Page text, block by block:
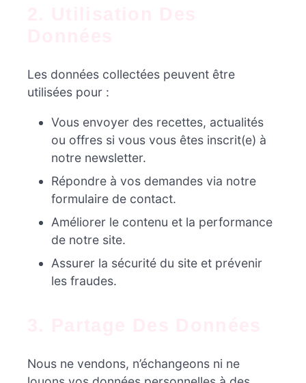
Les données collectées peuvent être
utilisées pour :
Vous envoyer des recettes, actualités
ou offres si vous vous êtes inscrit(e) à
notre newsletter.
Répondre à vos demandes via notre
formulaire de contact.
Améliorer le contenu et la performance
de notre site.
Assurer la sécurité du site et prévenir
les fraudes.
Nous ne vendons, n’échangeons ni ne